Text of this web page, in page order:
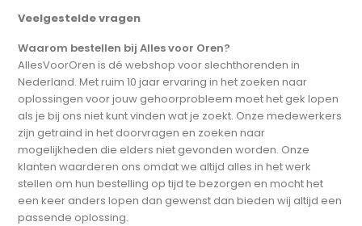
Veelgestelde vragen
Waarom bestellen bij Alles voor Oren?
AllesVoorOren is dé webshop voor slechthorenden in
Nederland. Met ruim 10 jaar ervaring in het zoeken naar
oplossingen voor jouw gehoorprobleem moet het gek lopen
als je bij ons niet kunt vinden wat je zoekt. Onze medewerkers
zijn getraind in het doorvragen en zoeken naar
mogelijkheden die elders niet gevonden worden. Onze
klanten waarderen ons omdat we altijd alles in het werk
stellen om hun bestelling op tijd te bezorgen en mocht het
een keer anders lopen dan gewenst dan bieden wij altijd een
passende oplossing.